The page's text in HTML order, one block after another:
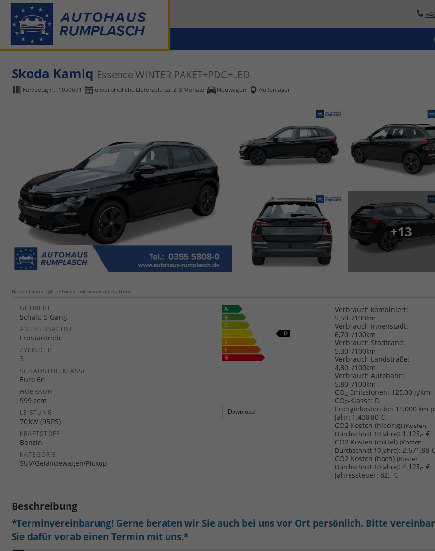
Skoda Kamiq Essence WINTER PAKET+PDC+LED
Fahrzeugnr.: 1059691 unverbindliche Lieferzeit: ca. 2-3 Monate Neuwagen Außenlager
+13
Beispielbilder, ggf. teilweise mit Sonderausstattung
GETRIEBE
Schalt. 5-Gang
ANTRIEBSACHSE
Frontantrieb
ZYLINDER
3
SCHADSTOFFKLASSE
Euro 6e
HUBRAUM
999 ccm
LEISTUNG
70 kW (95 PS)
KRAFTSTOFF
Benzin
KATEGORIE
SUV/Geländewagen/Pickup
Verbrauch kombiniert:
5,50 l/100km
Verbrauch Innenstadt:
6,70 l/100km
Verbrauch Stadtrand:
5,30 l/100km
Verbrauch Landstraße:
4,80 l/100km
Verbrauch Autobahn:
5,80 l/100km
CO2-Emissionen: 125,00 g/km
CO2-Klasse: D
Download
Energiekosten bei 15.000 km
Jahr: 1.438,80 €
CO2 Kosten (niedrig) (Kosten
Durchschnitt 10 Jahre): 1.125,- €
CO2 Kosten (mittel) (Kosten
Durchschnitt 10 Jahre): 2.671,88 €
CO2 Kosten (hoch) (Kosten
Durchschnitt 10 Jahre): 4.125,- €
Jahressteuer: 82,- €
Beschreibung
*Terminvereinbarung! Gerne beraten wir Sie auch bei uns vor Ort persönlich. Bitte
Sie dafür vorab einen Termin mit uns.*